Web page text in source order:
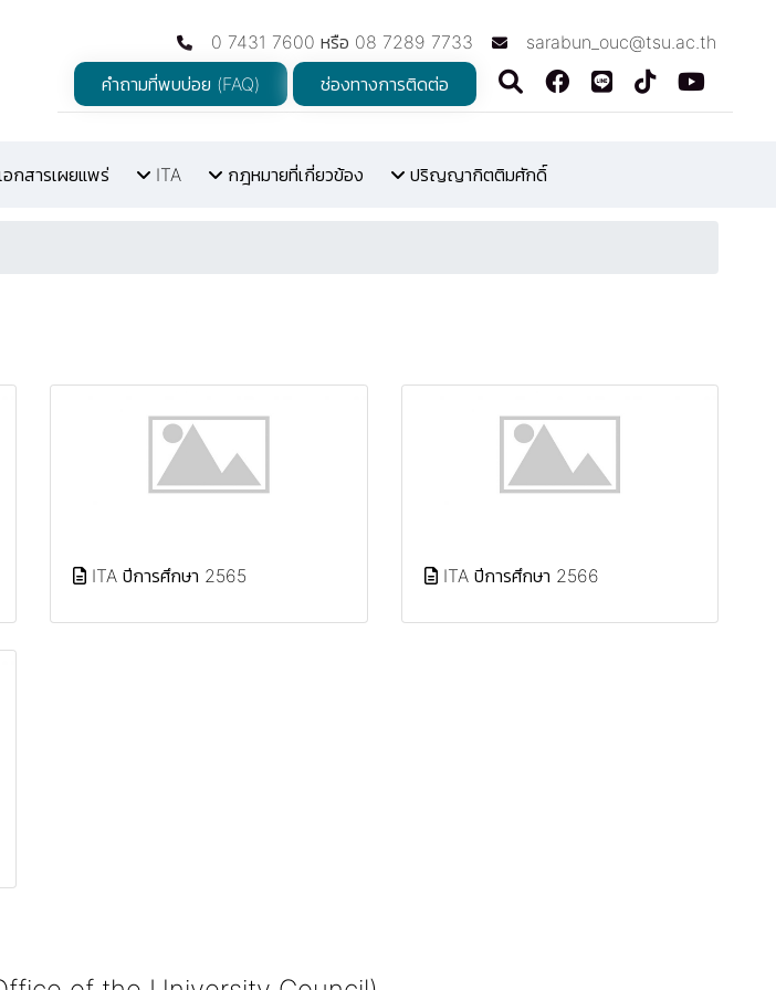
0 7431 7600 หรือ 08 7289 7733
sarabun_ouc@tsu.ac.th
คำถามที่พบบ่อย (FAQ)
ช่องทางการติดต่อ
อกสารเผยแพร่ ITA กฎหมายที่เกี่ยวข้อง ปริญญากิตติมศักดิ์
ITA ปีการศึกษา 2565 ITA ปีการศึกษา 2566